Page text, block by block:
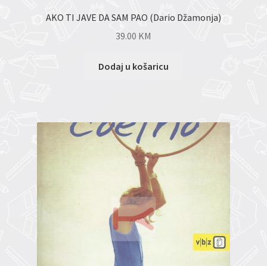
AKO TI JAVE DA SAM PAO (Dario Džamonja)
39.00 KM
Dodaj u košaricu